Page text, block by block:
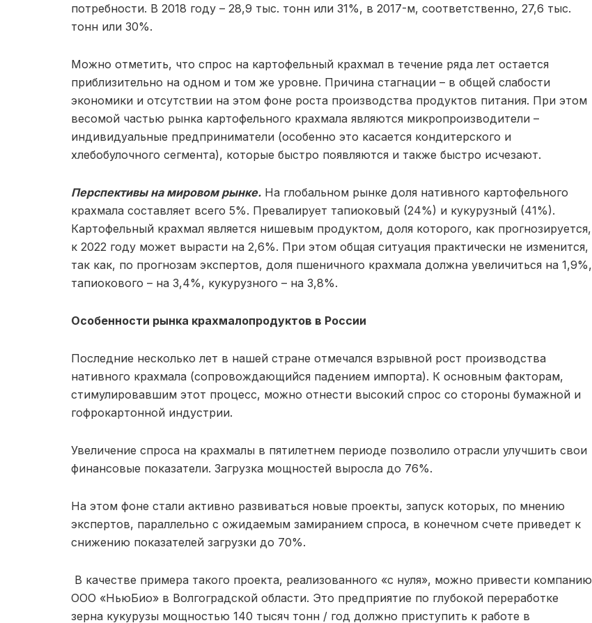
потребности. В 2018 году – 28,9 тыс. тонн или 31%, в 2017-м, соответственно, 27,6 тыс.
тонн или 30%.
Можно отметить, что спрос на картофельный крахмал в течение ряда лет остается
приблизительно на одном и том же уровне. Причина стагнации – в общей слабости
экономики и отсутствии на этом фоне роста производства продуктов питания. При этом
весомой частью рынка картофельного крахмала являются микропроизводители –
индивидуальные предприниматели (особенно это касается кондитерского и
хлебобулочного сегмента), которые быстро появляются и также быстро исчезают.
Перспективы на мировом рынке. На глобальном рынке доля нативного картофельного
крахмала составляет всего 5%. Превалирует тапиоковый (24%) и кукурузный (41%).
Картофельный крахмал является нишевым продуктом, доля которого, как прогнозируется,
к 2022 году может вырасти на 2,6%. При этом общая ситуация практически не изменится,
так как, по прогнозам экспертов, доля пшеничного крахмала должна увеличиться на 1,9%,
тапиокового – на 3,4%, кукурузного – на 3,8%.
Особенности рынка крахмалопродуктов в России
Последние несколько лет в нашей стране отмечался взрывной рост производства
нативного крахмала (сопровождающийся падением импорта). К основным факторам,
стимулировавшим этот процесс, можно отнести высокий спрос со стороны бумажной и
гофрокартонной индустрии.
Увеличение спроса на крахмалы в пятилетнем периоде позволило отрасли улучшить свои
финансовые показатели. Загрузка мощностей выросла до 76%.
На этом фоне стали активно развиваться новые проекты, запуск которых, по мнению
экспертов, параллельно с ожидаемым замиранием спроса, в конечном счете приведет к
снижению показателей загрузки до 70%.
В качестве примера такого проекта, реализованного «с нуля», можно привести компанию
ООО «НьюБио» в Волгоградской области. Это предприятие по глубокой переработке
зерна кукурузы мощностью 140 тысяч тонн / год должно приступить к работе в